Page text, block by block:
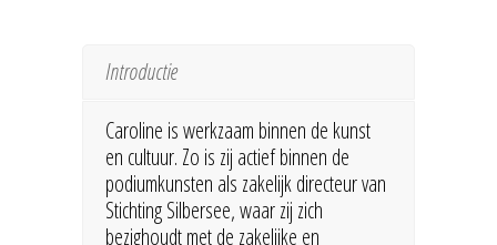
Introductie
Caroline is werkzaam binnen de kunst
en cultuur. Zo is zij actief binnen de
podiumkunsten als zakelijk directeur van
Stichting Silbersee, waar zij zich
bezighoudt met de zakelijke en